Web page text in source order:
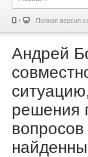
Полная версия
Андрей
решения